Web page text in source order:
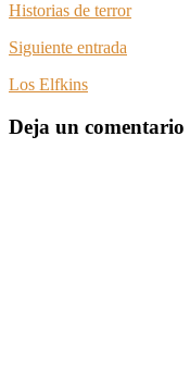
Historias de terror
Siguiente entrada
Los Elfkins
Deja un comentario